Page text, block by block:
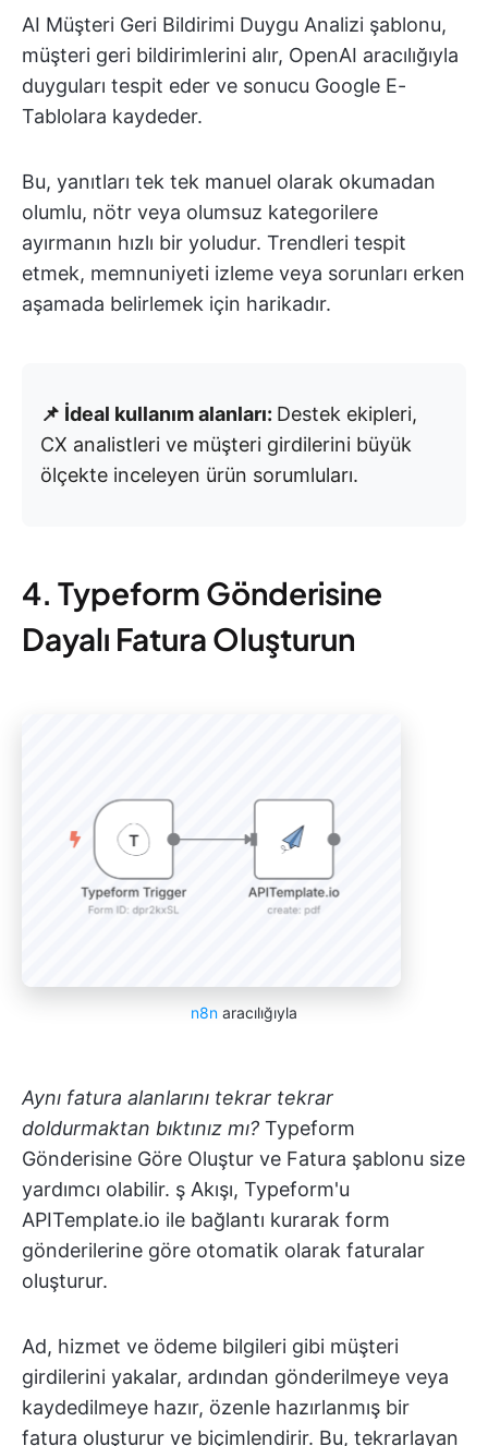
AI Müşteri Geri Bildirimi Duygu Analizi şablonu,
müşteri geri bildirimlerini alır, OpenAI aracılığıyla
duyguları tespit eder ve sonucu Google E-
Tablolara kaydeder.
Bu, yanıtları tek tek manuel olarak okumadan
olumlu, nötr veya olumsuz kategorilere
ayırmanın hızlı bir yoludur. Trendleri tespit
etmek, memnuniyeti izleme veya sorunları erken
aşamada belirlemek için harikadır.
📌 İdeal kullanım alanları: Destek ekipleri,
CX analistleri ve müşteri girdilerini büyük
ölçekte inceleyen ürün sorumluları.
4. Typeform Gönderisine
Dayalı Fatura Oluşturun
n8n aracılığıyla
Aynı fatura alanlarını tekrar tekrar
doldurmaktan bıktınız mı? Typeform
Gönderisine Göre Oluştur ve Fatura şablonu size
yardımcı olabilir. ş Akışı, Typeform'u
APITemplate.io ile bağlantı kurarak form
gönderilerine göre otomatik olarak faturalar
oluşturur.
Ad, hizmet ve ödeme bilgileri gibi müşteri
girdilerini yakalar, ardından gönderilmeye veya
kaydedilmeye hazır, özenle hazırlanmış bir
fatura oluşturur ve biçimlendirir. Bu, tekrarlayan